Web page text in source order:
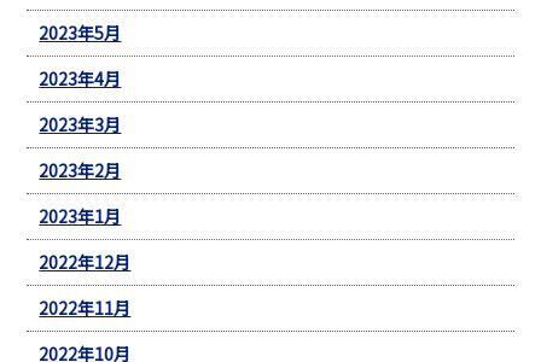
2023年5月
2023年4月
2023年3月
2023年2月
2023年1月
2022年12月
2022年11月
2022年10月